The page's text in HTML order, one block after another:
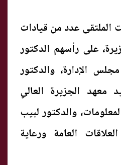
الملتقى عدد من قيادات
على رأسهم الدكتور
الإدارة، والدكتور
معهد الجزيرة العالي
والدكتور لبيب
العامة ورعاية